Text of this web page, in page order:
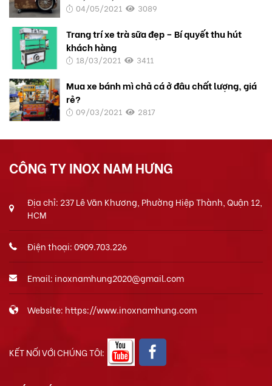
04/05/2021 3089
Trang trí xe trà sữa đẹp – Bí quyết thu hút
khách hàng
18/03/2021 3411
Mua xe bánh mì chả cá ở đâu chất lượng, giá
rẻ?
09/03/2021 2817
CÔNG TY INOX NAM HƯNG
Địa chỉ: 237 Lê Văn Khương, Phường Hiệp Thành, Quận 12,
HCM
Điện thoại: 0909.703.226
Email: inoxnamhung2020@gmail.com
Website: https://www.inoxnamhung.com
KẾT NỐI VỚI CHÚNG TÔI: